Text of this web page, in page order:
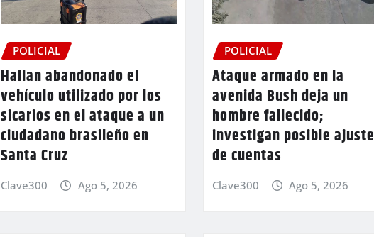
POLICIAL
Hallan abandonado el
vehículo utilizado por los
sicarios en el ataque a un
ciudadano brasileño en
Santa Cruz
Clave300 Ago 5, 2026
POLICIAL
Ataque armado en la
avenida Bush deja un
hombre fallecido;
investigan posible ajuste
de cuentas
Clave300 Ago 5, 2026